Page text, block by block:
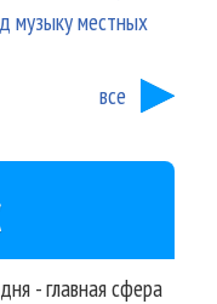
музыку местных
все
- главная сфера